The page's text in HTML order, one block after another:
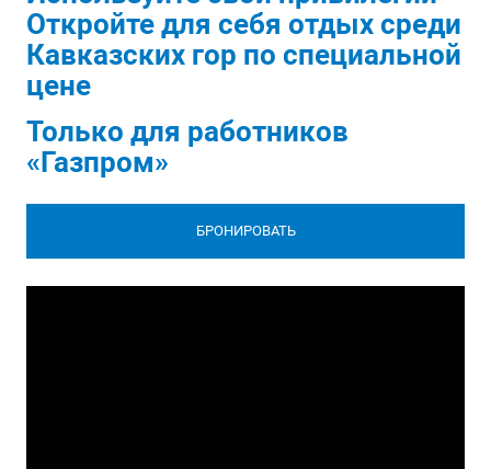
Откройте для себя отдых среди
Кавказских гор по специальной
цене
Только для работников
«Газпром»
БРОНИРОВАТЬ